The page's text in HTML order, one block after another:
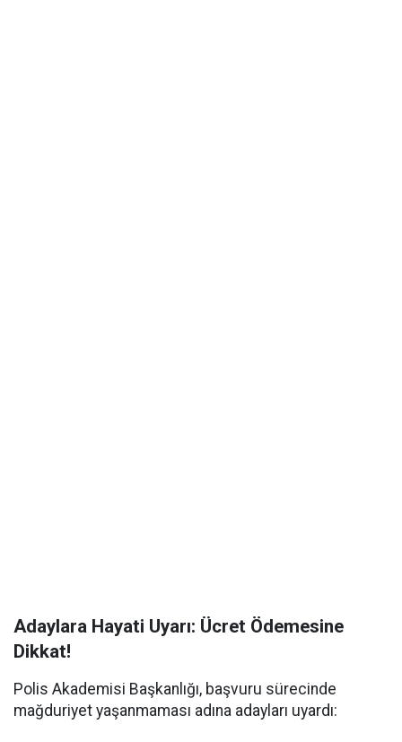
Adaylara Hayati Uyarı: Ücret Ödemesine
Dikkat!
Polis Akademisi Başkanlığı, başvuru sürecinde
mağduriyet yaşanmaması adına adayları uyardı: